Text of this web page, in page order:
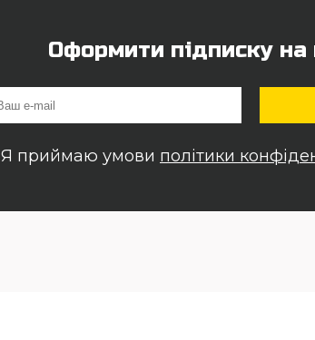
Оформити підписку на
Я приймаю умови політики